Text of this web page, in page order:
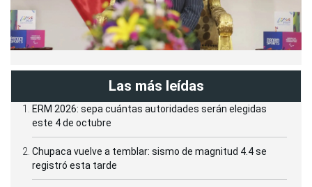
Las más leídas
ERM 2026: sepa cuántas autoridades serán elegidas
este 4 de octubre
Chupaca vuelve a temblar: sismo de magnitud 4.4 se
registró esta tarde